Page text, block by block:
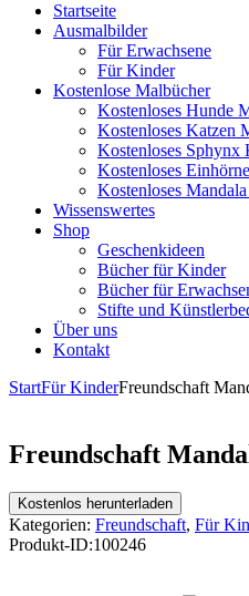
Startseite
Ausmalbilder
Für Erwachsene
Für Kinder
Kostenlose Malbücher
Kostenloses Hunde
Kostenloses Katzen
Kostenloses Sphynx
Kostenloses
Kostenloses
Wissenswertes
Shop
Geschenkideen
Bücher für Kinder
Bücher für
Stifte und
Über uns
Kontakt
StartFür KinderFreundschaft
Freundschaft
Kostenlos herunterladen
Kategorien: Freundschaft, Für
Produkt-ID:100246